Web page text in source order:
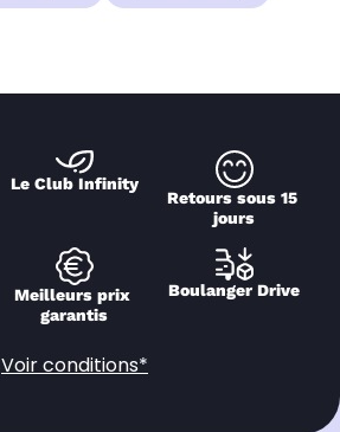
Le Club Infinity
Retours sous 15
jours
Meilleurs prix
garantis
Boulanger Drive
Voir conditions*